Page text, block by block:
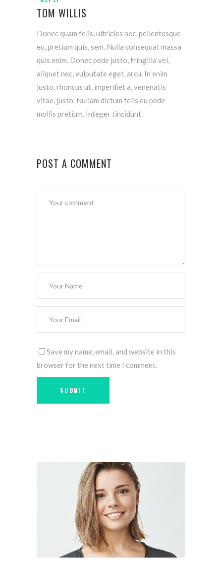
TOM WILLIS
Donec quam felis, ultricies nec, pellentesque
eu, pretium quis, sem. Nulla consequat massa
quis enim. Donec pede justo, fringilla vel,
aliquet nec, vulputate eget, arcu. In enim
justo, rhoncus ut, imperdiet a, venenatis
vitae, justo. Nullam dictum felis eu pede
mollis pretium. Integer tincidunt.
POST A COMMENT
Save my name, email, and website in this
browser for the next time I comment.